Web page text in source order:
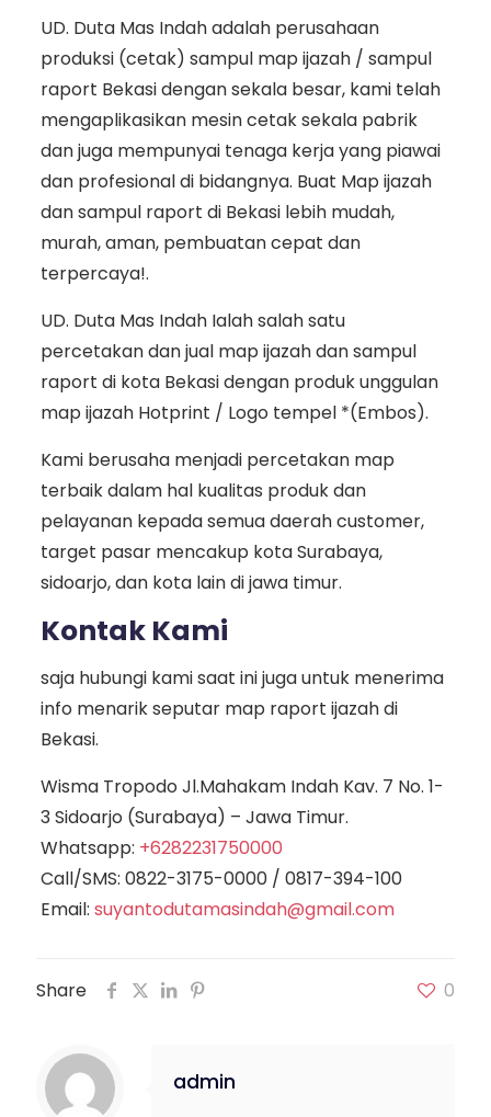
UD. Duta Mas Indah adalah perusahaan
produksi (cetak) sampul map ijazah / sampul
raport Bekasi dengan sekala besar, kami telah
mengaplikasikan mesin cetak sekala pabrik
dan juga mempunyai tenaga kerja yang piawai
dan profesional di bidangnya. Buat Map ijazah
dan sampul raport di Bekasi lebih mudah,
murah, aman, pembuatan cepat dan
terpercaya!.
UD. Duta Mas Indah Ialah salah satu
percetakan dan jual map ijazah dan sampul
raport di kota Bekasi dengan produk unggulan
map ijazah Hotprint / Logo tempel *(Embos).
Kami berusaha menjadi percetakan map
terbaik dalam hal kualitas produk dan
pelayanan kepada semua daerah customer,
target pasar mencakup kota Surabaya,
sidoarjo, dan kota lain di jawa timur.
Kontak Kami
saja hubungi kami saat ini juga untuk menerima
info menarik seputar map raport ijazah di
Bekasi.
Wisma Tropodo Jl.Mahakam Indah Kav. 7 No. 1-
3 Sidoarjo (Surabaya) – Jawa Timur.
Whatsapp: +6282231750000
Call/SMS: 0822-3175-0000/ 0817-394-100
Email: suyantodutamasindah@gmail.com
Share 0
admin